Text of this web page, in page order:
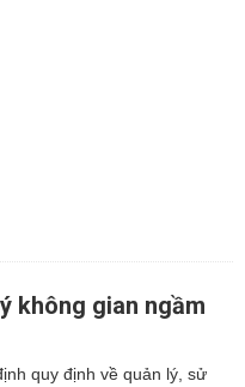
không gian ngầm
quy định về quản lý, sử